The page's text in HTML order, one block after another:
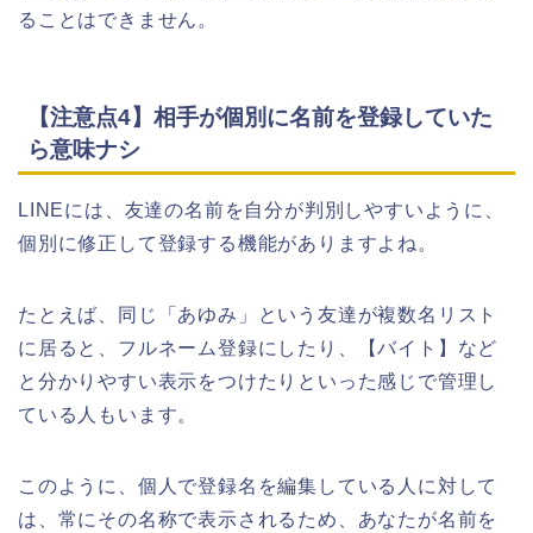
ることはできません。
【注意点4】相手が個別に名前を登録していた
ら意味ナシ
LINEには、友達の名前を自分が判別しやすいように、
個別に修正して登録する機能がありますよね。
たとえば、同じ「あゆみ」という友達が複数名リスト
に居ると、フルネーム登録にしたり、【バイト】など
と分かりやすい表示をつけたりといった感じで管理し
ている人もいます。
このように、個人で登録名を編集している人に対して
は、常にその名称で表示されるため、あなたが名前を